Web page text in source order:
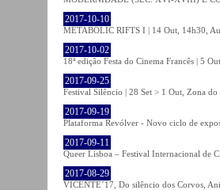
2017-10-10
METABOLIC RIFTS I | 14 Out, 14h30,
2017-10-02
18ª edição Festa do Cinema Francês | 5
2017-09-25
Festival Silêncio | 28 Set > 1 Out, Zona do
2017-09-19
Plataforma Revólver - Novo ciclo de
2017-09-11
Queer Lisboa – Festival Internacional de
2017-08-29
VICENTE´17, Do silêncio dos Corvos,